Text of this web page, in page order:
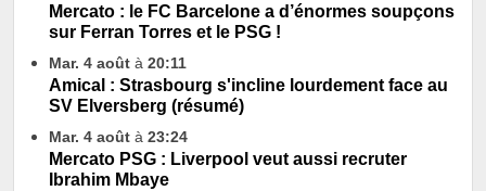
Mercato : le FC Barcelone a d’énormes soupçons
sur Ferran Torres et le PSG !
Mar. 4 août à 20:11
Amical : Strasbourg s'incline lourdement face au
SV Elversberg (résumé)
Mar. 4 août à 23:24
Mercato PSG : Liverpool veut aussi recruter
Ibrahim Mbaye